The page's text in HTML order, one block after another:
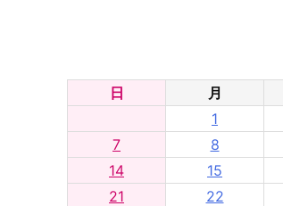
日 月
1
7
8
14
15
21
22